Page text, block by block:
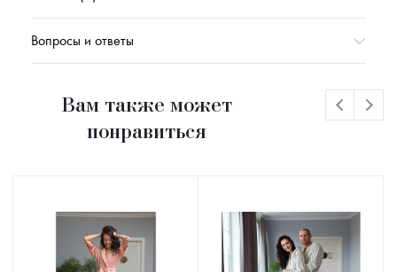
Вопросы и ответы
Вам также может
понравиться